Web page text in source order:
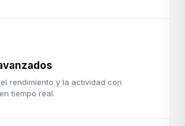
rendimiento y la actividad con
tiempo real.